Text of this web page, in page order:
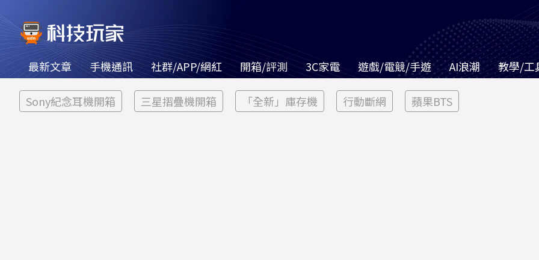
最新文章 手機通訊 社群/APP/網紅 開箱/評測 3C家電 遊戲/電競/手遊 AI浪潮 教學/工
Sony紀念耳機開箱 三星摺疊機開箱 「全新」庫存機 行動斷網 蘋果BTS